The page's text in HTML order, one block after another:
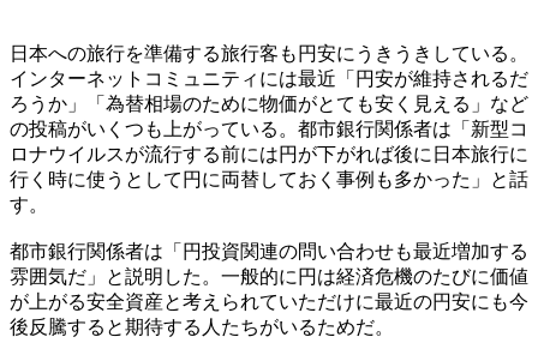
日本への旅行を準備する旅行客も円安にうきうきしている。
インターネットコミュニティには最近「円安が維持されるだ
ろうか」「為替相場のために物価がとても安く見える」など
の投稿がいくつも上がっている。都市銀行関係者は「新型コ
ロナウイルスが流行する前には円が下がれば後に日本旅行に
行く時に使うとして円に両替しておく事例も多かった」と話
す。
都市銀行関係者は「円投資関連の問い合わせも最近増加する
雰囲気だ」と説明した。一般的に円は経済危機のたびに価値
が上がる安全資産と考えられていただけに最近の円安にも今
後反騰すると期待する人たちがいるためだ。